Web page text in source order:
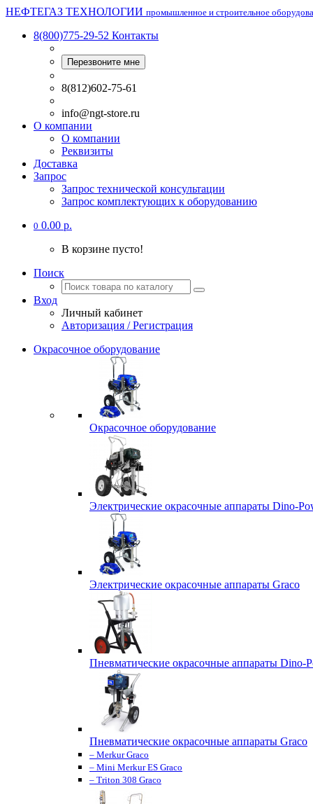
НЕФТЕГАЗ ТЕХНОЛОГИИ промышленное и строительное
8(800)775-29-52 Контакты
Перезвоните мне
8(812)602-75-61
info@ngt-store.ru
О компании
О компании
Реквизиты
Доставка
Запрос
Запрос технической консультации
Запрос комплектующих к оборудованию
0 0.00 р.
В корзине пусто!
Поиск
Вход
Личный кабинет
Авторизация / Регистрация
Окрасочное оборудование
Окрасочное оборудование
Электрические окрасочные аппараты Dino-
Электрические окрасочные аппараты Graco
Пневматические окрасочные аппараты Dino-
Пневматические окрасочные аппараты Graco
– Merkur Graco
– Mini Merkur ES Graco
– Triton 308 Graco